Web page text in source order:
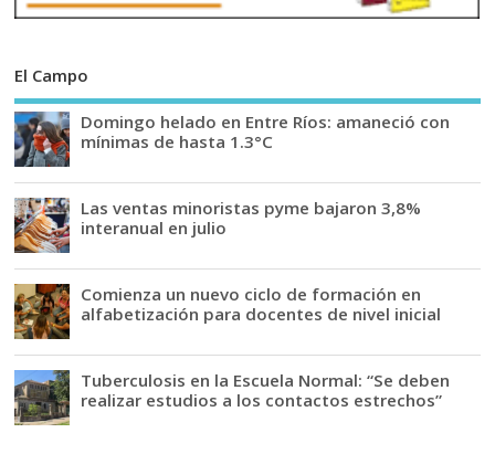
El Campo
Domingo helado en Entre Ríos: amaneció con
mínimas de hasta 1.3°C
Las ventas minoristas pyme bajaron 3,8%
interanual en julio
Comienza un nuevo ciclo de formación en
alfabetización para docentes de nivel inicial
Tuberculosis en la Escuela Normal: “Se deben
realizar estudios a los contactos estrechos”